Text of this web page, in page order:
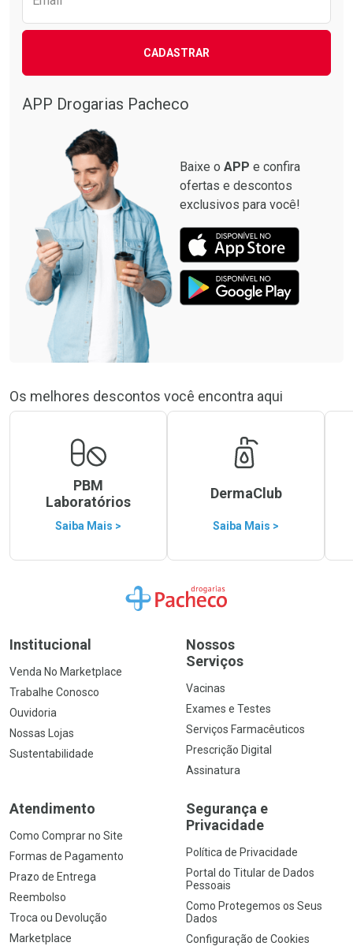
CADASTRAR
APP Drogarias Pacheco
Baixe o APP e confira
ofertas e descontos
exclusivos para você!
Os melhores descontos você encontra aqui
PBM
Laboratórios
Saiba Mais >
DermaClub
Saiba Mais >
Ir para a Home
Institucional
Venda No Marketplace
Trabalhe Conosco
Ouvidoria
Nossas Lojas
Sustentabilidade
Nossos
Serviços
Vacinas
Exames e Testes
Serviços Farmacêuticos
Prescrição Digital
Assinatura
Atendimento
Como Comprar no Site
Formas de Pagamento
Prazo de Entrega
Reembolso
Troca ou Devolução
Marketplace
Segurança e
Privacidade
Política de Privacidade
Portal do Titular de Dados
Pessoais
Como Protegemos os Seus
Dados
Configuração de Cookies